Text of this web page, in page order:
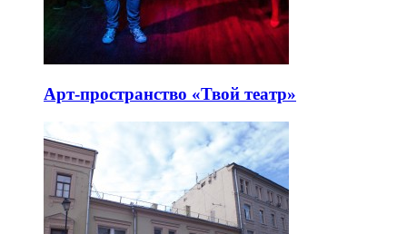
Арт-пространство «Твой театр»